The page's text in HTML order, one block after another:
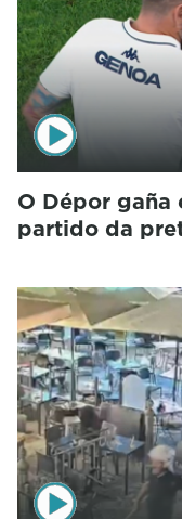
O Dépor gaña
partido da